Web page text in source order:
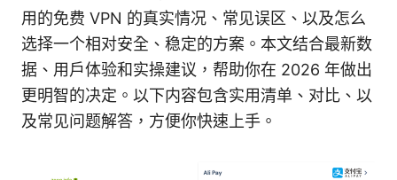
用的免费 VPN 的真实情况、常见误区、以及怎么
选择一个相对安全、稳定的方案。本文结合最新数
据、用戶体验和实操建议，帮助你在 2026 年做出
更明智的决定。以下内容包含实用清单、对比、以
及常见问题解答，方便你快速上手。